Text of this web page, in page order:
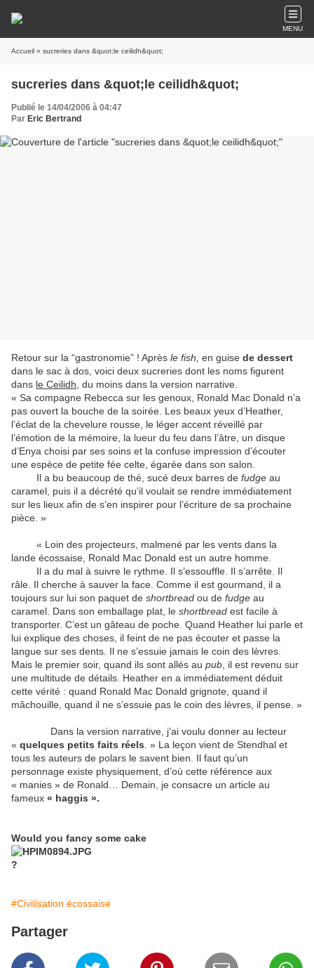
MENU
Accueil » sucreries dans &quot;le ceilidh&quot;
sucreries dans &quot;le ceilidh&quot;
Publié le 14/04/2006 à 04:47
Par Eric Bertrand
Retour sur la “gastronomie” ! Après le fish, en guise de dessert
dans le sac à dos, voici deux sucreries dont les noms figurent
dans le Ceilidh , du moins dans la version narrative.
« Sa compagne Rebecca sur les genoux, Ronald Mac Donald n’a
pas ouvert la bouche de la soirée. Les beaux yeux d’Heather,
l’éclat de la chevelure rousse, le léger accent réveillé par
l’émotion de la mémoire, la lueur du feu dans l’âtre, un disque
d’Enya choisi par ses soins et la confuse impression d’écouter
une espèce de petite fée celte, égarée dans son salon.
Il a bu beaucoup de thé, sucé deux barres de fudge au
caramel, puis il a décrété qu’il voulait se rendre immédiatement
sur les lieux afin de s’en inspirer pour l’écriture de sa prochaine
pièce. »
« Loin des projecteurs, malmené par les vents dans la
lande écossaise, Ronald Mac Donald est un autre homme.
Il a du mal à suivre le rythme. Il s’essouffle. Il s’arrête. Il
râle. Il cherche à sauver la face. Comme il est gourmand, il a
toujours sur lui son paquet de shortbread ou de fudge au
caramel. Dans son emballage plat, le shortbread est facile à
transporter. C’est un gâteau de poche. Quand Heather lui parle et
lui explique des choses, il feint de ne pas écouter et passe la
langue sur ses dents. Il ne s’essuie jamais le coin des lèvres.
Mais le premier soir, quand ils sont allés au pub , il est revenu sur
une multitude de détails. Heather en a immédiatement déduit
cette vérité : quand Ronald Mac Donald grignote, quand il
mâchouille, quand il ne s’essuie pas le coin des lèvres, il pense. »
Dans la version narrative, j’ai voulu donner au lecteur
« quelques petits faits réels . » La leçon vient de Stendhal et
tous les auteurs de polars le savent bien. Il faut qu’un
personnage existe physiquement, d’où cette référence aux
« manies » de Ronald… Demain, je consacre un article au
fameux « haggis ».
Would you fancy some cake
?
#Civilisation écossaise
Partager